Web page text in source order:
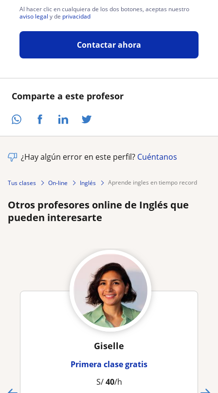
Comparte a este profesor
Al hacer clic en cualquiera de los dos botones, aceptas nuestro
aviso legal y de privacidad
Contactar ahora
¿Hay algún error en este perfil? Cuéntanos
Tus clases On-line Inglés aprende ingles en tiempo record
Otros profesores online de Inglés que
pueden interesarte
Giselle
Primera clase gratis
S/40/h